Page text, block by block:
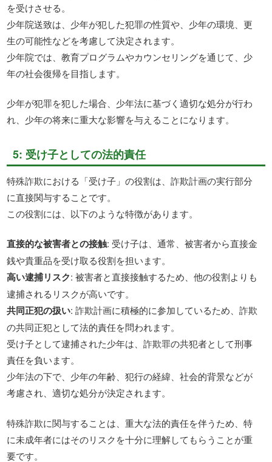
を受けさせる。
少年院送致は、少年が犯した犯罪の性質や、少年の環境、更
生の可能性などを考慮して決定されます。
少年院では、教育プログラムやカウンセリングを通じて、少
年の社会復帰を目指します。
少年が犯罪を犯した場合、少年法に基づく適切な処分が行わ
れ、少年の将来に重大な影響を与えることになります。
5: 受け子としての法的責任
特殊詐欺における「受け子」の役割は、詐欺計画の実行部分
に直接関与することです。
この役割には、以下のような特徴があります。
直接的な被害者との接触: 受け子は、通常、被害者から直接金
銭や貴重品を受け取る役割を担います。
高い逮捕リスク: 被害者と直接接触するため、他の役割よりも
逮捕されるリスクが高いです。
共同正犯の扱い: 詐欺計画に積極的に参加しているため、詐欺
の共同正犯として法的責任を問われます。
受け子として逮捕された少年は、詐欺罪の共犯者として刑事
責任を負います。
少年法の下で、少年の年齢、犯行の経緯、社会的背景などが
考慮され、適切な処分が決定されます。
特殊詐欺に関与することは、重大な法的責任を伴うため、特
に未成年者にはそのリスクを十分に理解してもらうことが重
要です。